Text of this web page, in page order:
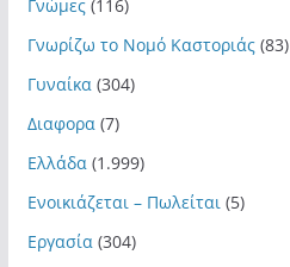
Γνώμες(116)
Γνωρίζω το Νομό Καστοριάς(83)
Γυναίκα (304)
Διαφορα (7)
Ελλάδα (1.999)
Ενοικιάζεται – Πωλείται (5)
Εργασία (304)